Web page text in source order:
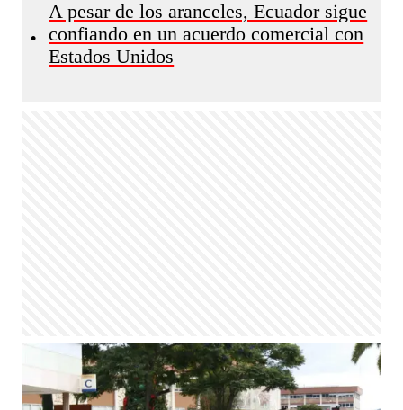
•
A pesar de los aranceles, Ecuador sigue
confiando en un acuerdo comercial con
Estados Unidos